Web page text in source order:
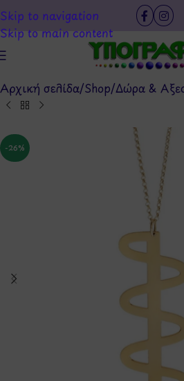
Skip to navigation
Skip to main content
Αρχική σελίδα/Shop/Δώρα &
-26%